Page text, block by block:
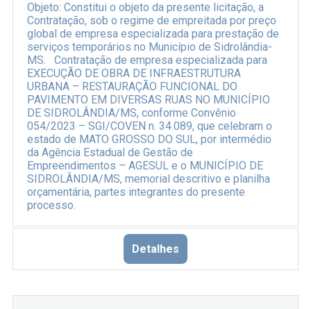
Objeto: Constitui o objeto da presente licitação, a
Contratação, sob o regime de empreitada por preço
global de empresa especializada para prestação de
serviços temporários no Município de Sidrolândia-
MS.
Contratação de empresa especializada para
EXECUÇÃO DE OBRA DE INFRAESTRUTURA
URBANA – RESTAURAÇÃO FUNCIONAL DO
PAVIMENTO EM DIVERSAS RUAS NO MUNICÍPIO
DE SIDROLÂNDIA/MS, conforme Convênio
054/2023 – SGI/COVEN n. 34.089, que celebram o
estado de MATO GROSSO DO SUL, por intermédio
da Agência Estadual de Gestão de
Empreendimentos – AGESUL e o MUNICÍPIO DE
SIDROLÂNDIA/MS, memorial descritivo e planilha
orçamentária, partes integrantes do presente
processo.
Detalhes